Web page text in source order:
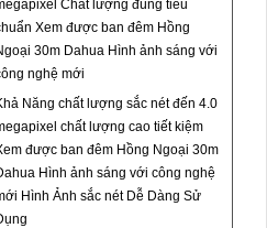
Chất lượng đúng tiêu
Xem được ban đêm Hồng
30m Dahua Hình ảnh sáng với
nghệ mới
Năng chất lượng sắc nét đến 4.0
chất lượng cao tiết kiệm
được ban đêm Hồng Ngoại 30m
Hình ảnh sáng với công nghệ
Hình Ảnh sắc nét Dễ Dàng Sử